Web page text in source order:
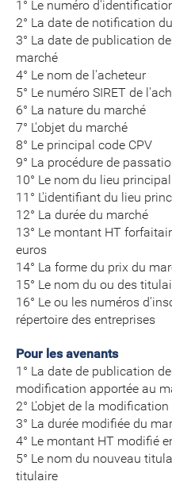
1° Le numéro
2° La date de notification
3° La date de publication
marché
4° Le nom de l'acheteur
5° Le numéro SIRET de
6° La nature du marché
7° L'objet du marché
8° Le principal code CPV
9° La procédure de
10° Le nom du lieu
11° L'identifiant du lieu
12° La durée du marché
13° Le montant HT
euros
14° La forme du prix du
15° Le nom du ou des
16° Le ou les numéros
répertoire des entreprises
Pour les avenants
1° La date de publication
modification apportée au
2° L'objet de la modification
3° La durée modifiée du
4° Le montant HT modifié
5° Le nom du nouveau
titulaire